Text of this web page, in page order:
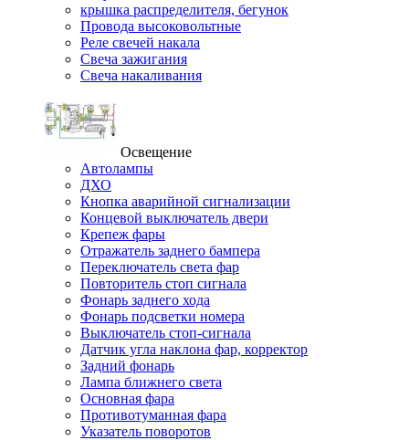
крышка распределителя, бегунок
Провода высоковольтные
Реле свечей накала
Свеча зажигания
Свеча накаливания
Освещение
Автолампы
ДХО
Кнопка аварийной сигнализации
Концевой выключатель двери
Крепеж фары
Отражатель заднего бампера
Переключатель света фар
Повторитель стоп сигнала
Фонарь заднего хода
Фонарь подсветки номера
Выключатель стоп-сигнала
Датчик угла наклона фар, корректор
Задний фонарь
Лампа ближнего света
Основная фара
Противотуманная фара
Указатель поворотов